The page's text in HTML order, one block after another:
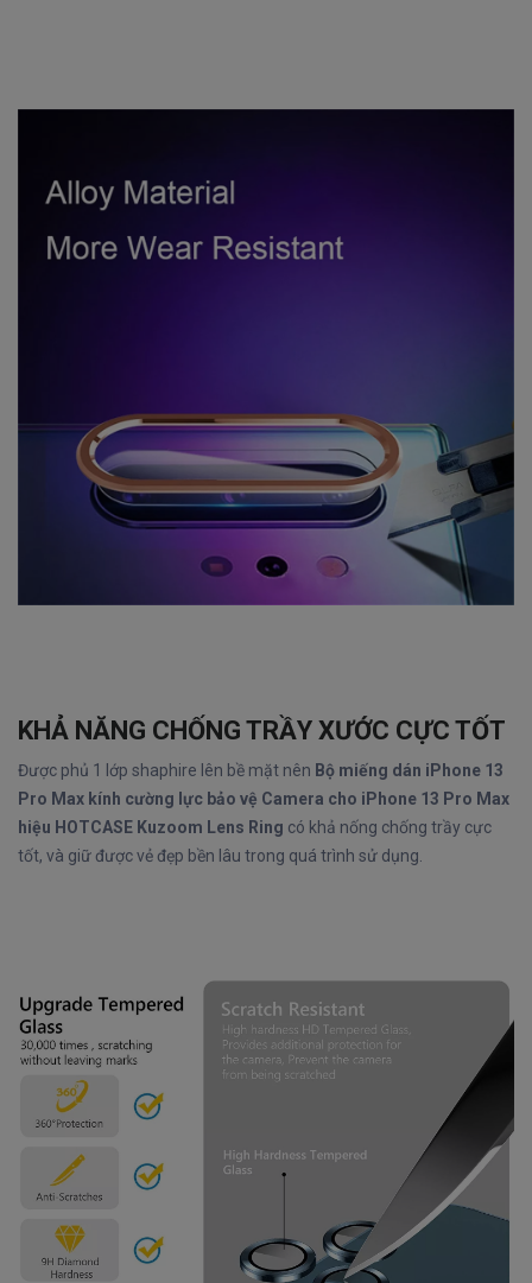
KHẢ NĂNG CHỐNG TRẦY XƯỚC CỰC TỐT
Được phủ 1 lớp shaphire lên bề mặt nên Bộ miếng dán iPhone 13
Pro Max kính cường lực bảo vệ Camera cho iPhone 13 Pro Max
hiệu HOTCASE Kuzoom Lens Ring có khả nống chống trầy cực
tốt, và giữ được vẻ đẹp bền lâu trong quá trình sử dụng.